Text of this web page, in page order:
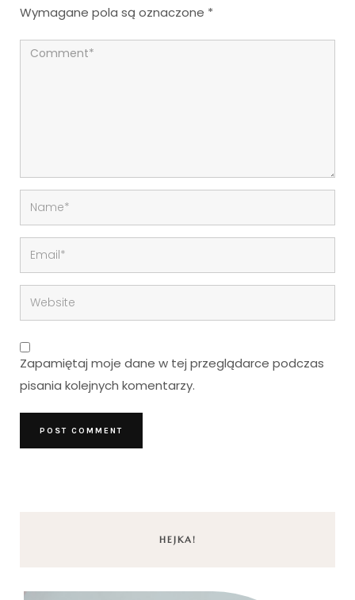
Wymagane pola są oznaczone *
Zapamiętaj moje dane w tej przeglądarce podczas
pisania kolejnych komentarzy.
HEJKA!